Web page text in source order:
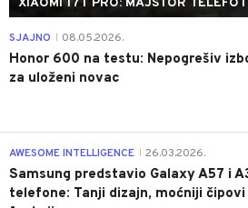
XIAOMI 17T PRO: MAJSTOR
SJAJNO 08.05.2026.
Honor 600 na testu: Nepogrešiv
za uloženi novac
AWESOME INTELLIGENCE 26.03.2026.
Samsung predstavio Galaxy A57 i
telefone: Tanji dizajn, moćniji čipovi